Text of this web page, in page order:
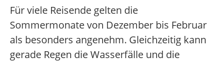
Für viele Reisende gelten die
Sommermonate von Dezember bis Februar
als besonders angenehm. Gleichzeitig kann
gerade Regen die Wasserfälle und die